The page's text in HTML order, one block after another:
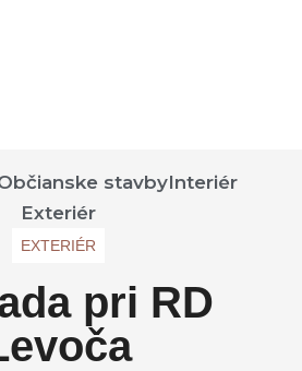
stavbyInteriér
Exteriér
EXTERIÉR
pri RD